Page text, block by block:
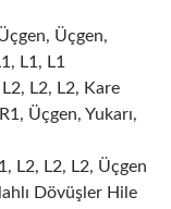
Üçgen,
L1, L1
L2, L2, Kare
Üçgen, Yukarı,
L2, L2, L2, Üçgen
Dövüşler Hile